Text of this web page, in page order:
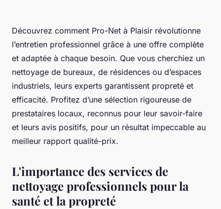
Découvrez comment Pro-Net à Plaisir révolutionne
l’entretien professionnel grâce à une offre complète
et adaptée à chaque besoin. Que vous cherchiez un
nettoyage de bureaux, de résidences ou d’espaces
industriels, leurs experts garantissent propreté et
efficacité. Profitez d’une sélection rigoureuse de
prestataires locaux, reconnus pour leur savoir-faire
et leurs avis positifs, pour un résultat impeccable au
meilleur rapport qualité-prix.
L'importance des services de
nettoyage professionnels pour la
santé et la propreté